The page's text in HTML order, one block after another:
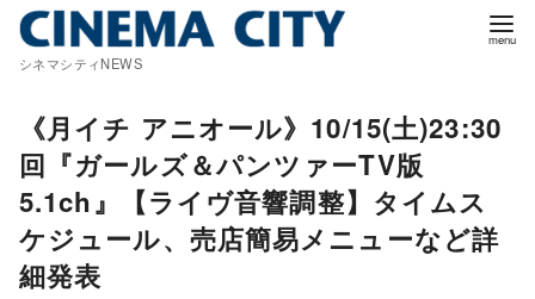
シネマシティNEWS
《月イチ アニオール》10/15(土)23:30
回『ガールズ＆パンツァーTV版
5.1ch』【ライヴ音響調整】タイムス
ケジュール、売店簡易メニューなど詳
細発表